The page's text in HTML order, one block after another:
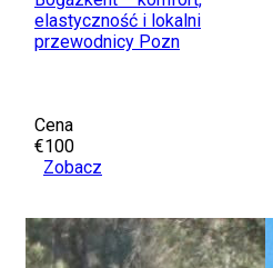
elastyczność i lokalni
przewodnicy Pozn
Cena
€100
Zobacz